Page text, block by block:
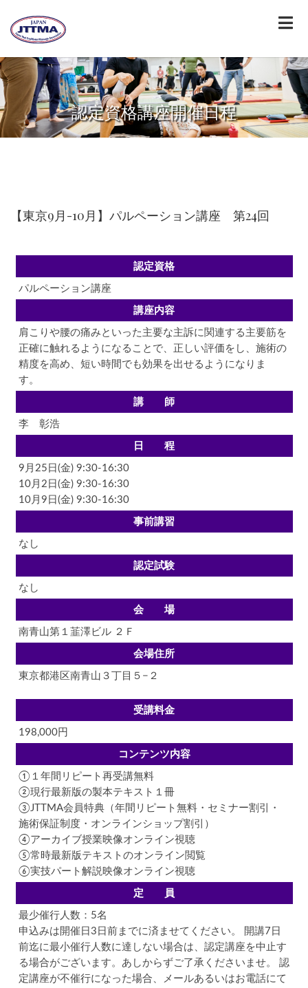
認定資格講座開催日程
【東京9月-10月】パルペーション講座 第24回
認定資格
パルペーション講座
講座内容
肩こりや腰の痛みといった主要な主訴に関連する主要筋を
正確に触れるようになることで、正しい評価をし、施術の
精度を高め、短い時間でも効果を出せるようになりま
す。
講 師
李 彰浩
日 程
9月25日(金) 9:30-16:30
10月2日(金) 9:30-16:30
10月9日(金) 9:30-16:30
事前講習
なし
認定試験
なし
会 場
南青山第１韮澤ビル ２Ｆ
会場住所
東京都港区南青山３丁目５−２
受講料金
198,000円
コンテンツ内容
①１年間リピート再受講無料
②現行最新版の製本テキスト１冊
③JTTMA会員特典（年間リピート無料・セミナー割引・
施術保証制度・オンラインショップ割引）
④アーカイブ授業映像オンライン視聴
⑤常時最新版テキストのオンライン閲覧
⑥実技パート解説映像オンライン視聴
定 員
最少催行人数：5名
申込みは開催日3日前までに済ませてください。 開講7日
前迄に最小催行人数に達しない場合は、認定講座を中止す
る場合がございます。あしからずご了承くださいませ。 認
定講座が不催行になった場合、メールあるいはお電話にて